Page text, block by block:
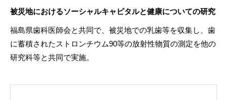
被災地におけるソーシャルキャピタルと健康についての研究
福島県歯科医師会と共同で、被災地での乳歯等を収集し、歯
に蓄積されたストロンチウム90等の放射性物質の測定を他の
研究科等と共同で実施。